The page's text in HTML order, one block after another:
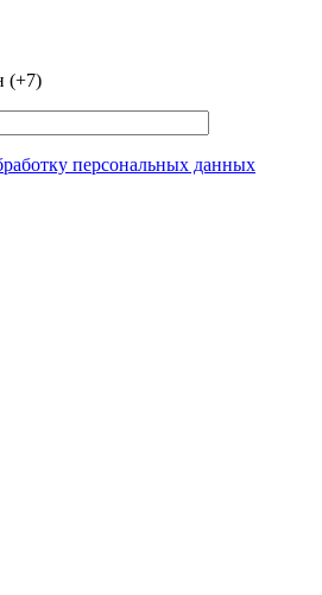
(+7)
персональных данных